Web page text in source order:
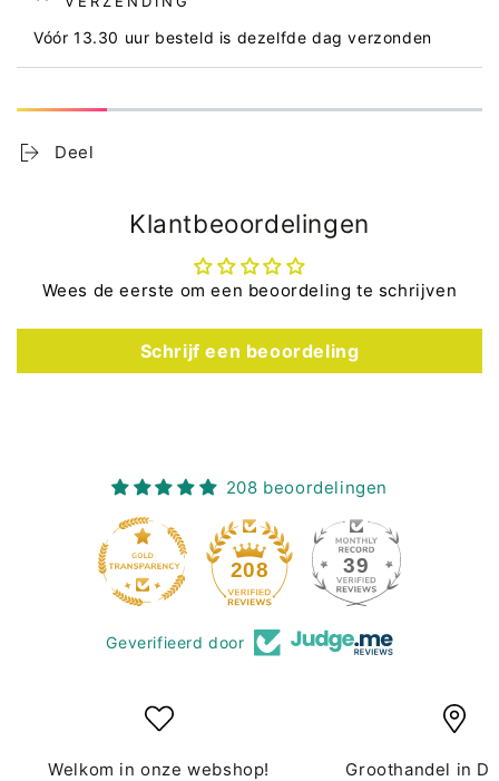
Vóór 13.30 uur besteld is dezelfde dag verzonden
Deel
Klantbeoordelingen
Wees de eerste om een beoordeling te schrijven
Schrijf een beoordeling
208 beoordelingen
208 39
Geverifieerd door
Welkom in onze webshop! Groothandel in